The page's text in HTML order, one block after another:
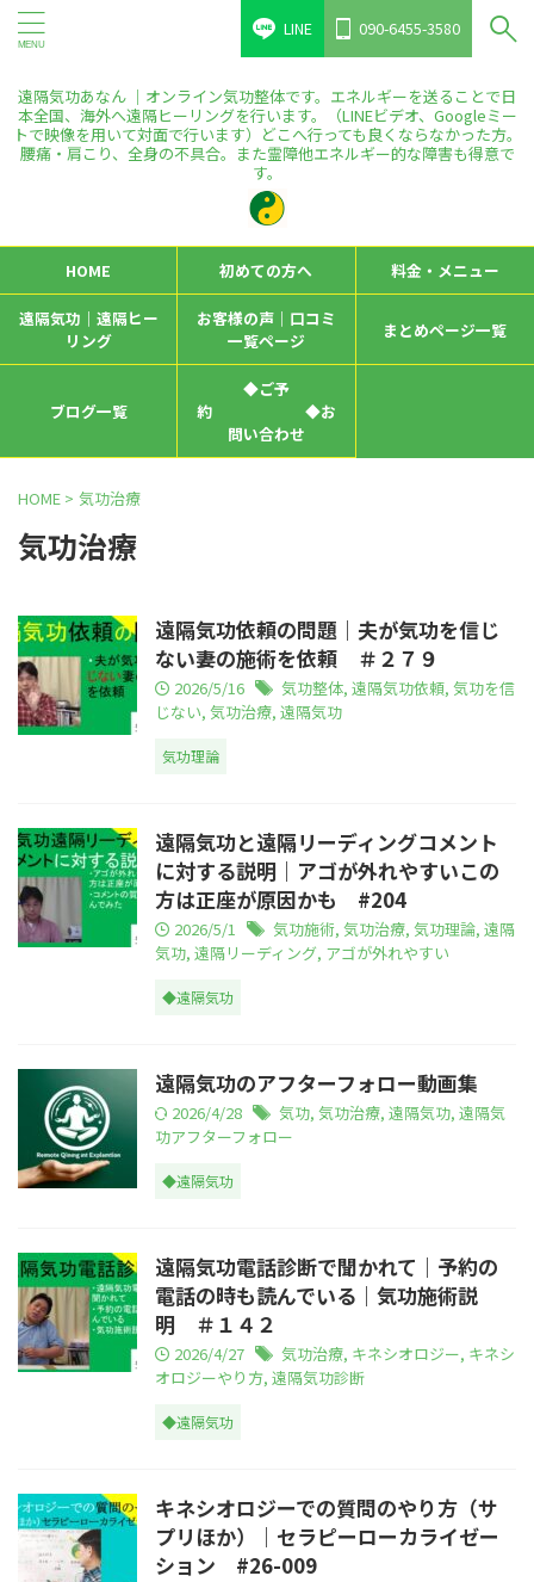
LINE 090-6455-3580
遠隔気功あなん ｜オンライン気功整体です。エネルギーを送ることで日
本全国、海外へ遠隔ヒーリングを行います。（LINEビデオ、Googleミー
トで映像を用いて対面で行います）どこへ行っても良くならなかった方。
腰痛・肩こり、全身の不具合。また霊障他エネルギー的な障害も得意で
す。
HOME 初めての方へ 料金・メニュー
遠隔気功｜遠隔ヒー
リング
お客様の声｜口コミ
一覧ページ
まとめページ一覧
ブログ一覧
◆ご予
約 ◆お
問い合わせ
HOME > 気功治療
気功治療
遠隔気功依頼の問題｜夫が気功を信じ
ない妻の施術を依頼 ＃２７９
2026/5/16 気功整体, 遠隔気功依頼, 気功を信
じない, 気功治療, 遠隔気功
気功理論
遠隔気功と遠隔リーディングコメント
に対する説明｜アゴが外れやすいこの
方は正座が原因かも #204
2026/5/1 気功施術, 気功治療, 気功理論, 遠隔
気功, 遠隔リーディング, アゴが外れやすい
◆遠隔気功
遠隔気功のアフターフォロー動画集
2026/4/28 気功, 気功治療, 遠隔気功, 遠隔気
功アフターフォロー
◆遠隔気功
遠隔気功電話診断で聞かれて｜予約の
電話の時も読んでいる｜気功施術説
明 ＃１４２
2026/4/27 気功治療, キネシオロジー, キネシ
オロジーやり方, 遠隔気功診断
◆遠隔気功
キネシオロジーでの質問のやり方（サ
プリほか）｜セラピーローカライゼー
ション #26-009